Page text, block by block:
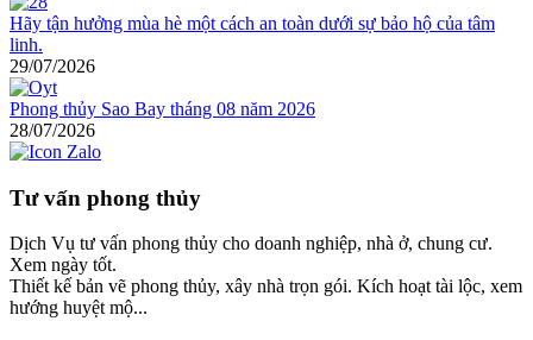
Hãy tận hưởng mùa hè một cách an toàn dưới sự bảo hộ của tâm
linh.
29/07/2026
Phong thủy Sao Bay tháng 08 năm 2026
28/07/2026
Tư vấn phong thủy
Dịch Vụ tư vấn phong thủy cho doanh nghiệp, nhà ở, chung cư.
Xem ngày tốt.
Thiết kế bản vẽ phong thủy, xây nhà trọn gói. Kích hoạt tài lộc, xem
hướng huyệt mộ...